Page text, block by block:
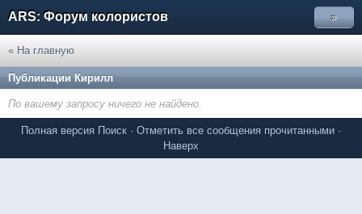
ARS: Форум колористов »
« На главную
Публикации Кирилл
По вашему запросу ничего не найдено.
Полная версия Поиск · Отметить все сообщения прочитанными ·
Наверх